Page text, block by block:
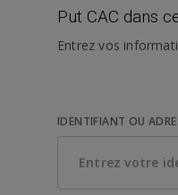
Put CAC dans
Entrez vos
IDENTIFIANT OU